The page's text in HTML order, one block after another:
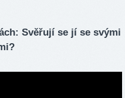
Svěřují se jí se svými